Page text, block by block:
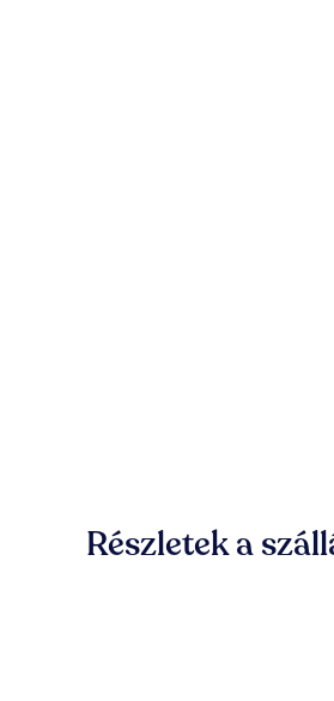
Részletek a